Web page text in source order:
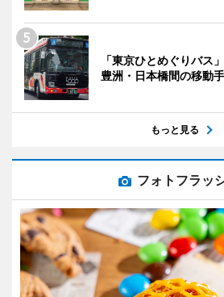
「東京ひとめぐりバス
豊洲・日本橋間の移動
もっと見る
フォトフラッ